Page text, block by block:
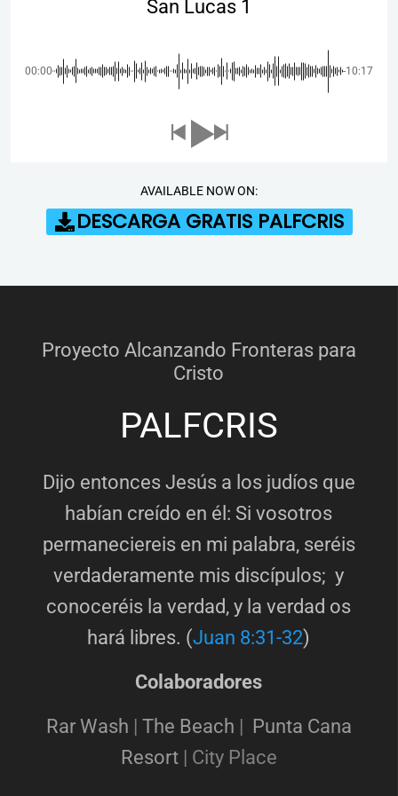
San Lucas 1
00:00 -10:17
AVAILABLE NOW ON:
DESCARGA GRATIS PALFCRIS
Proyecto Alcanzando Fronteras para
Cristo
PALFCRIS
Dijo entonces Jesús a los judíos que
habían creído en él: Si vosotros
permaneciereis en mi palabra, seréis
verdaderamente mis discípulos; y
conoceréis la verdad, y la verdad os
hará libres. (Juan 8:31-32)
Colaboradores
Rar Wash | The Beach | Punta Cana
Resort| City Place